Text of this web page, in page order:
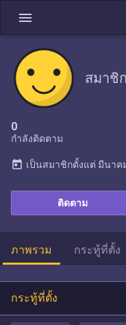
menu
สมาชิ
0
กำลังติดตาม
ติดตาม
today เป็นสมาชิกตั้งแต่ มีนาค
ภาพรวม กระทู้ที่ตั้ง
กระทู้ที่ตั้ง